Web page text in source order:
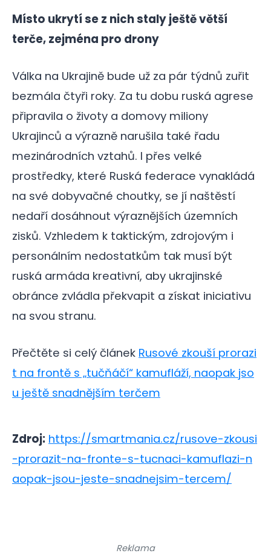
Místo ukrytí se z nich staly ještě větší
terče, zejména pro drony
Válka na Ukrajině bude už za pár týdnů zuřit
bezmála čtyři roky. Za tu dobu ruská agrese
připravila o životy a domovy miliony
Ukrajinců a výrazně narušila také řadu
mezinárodních vztahů. I přes velké
prostředky, které Ruská federace vynakládá
na své dobyvačné choutky, se jí naštěstí
nedaří dosáhnout výraznějších územních
zisků. Vzhledem k taktickým, zdrojovým i
personálním nedostatkům tak musí být
ruská armáda kreativní, aby ukrajinské
obránce zvládla překvapit a získat iniciativu
na svou stranu.
Přečtěte si celý článek Rusové zkouší prorazi
t na frontě s „tučňáčí“ kamufláží, naopak jso
u ještě snadnějším terčem
Zdroj: https://smartmania.cz/rusove-zkousi
-prorazit-na-fronte-s-tucnaci-kamuflazi-n
aopak-jsou-jeste-snadnejsim-tercem/
Reklama